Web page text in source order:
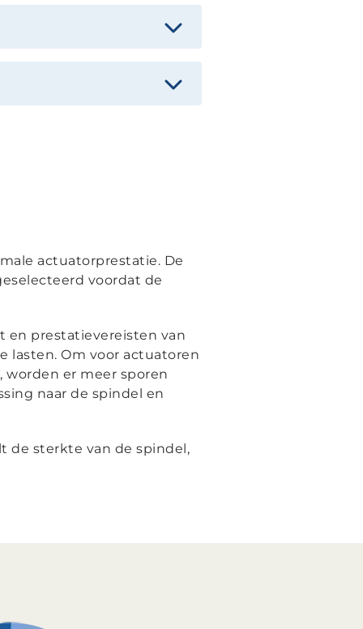
actuatorprestatie. De
voordat de
en prestatievereisten van
lasten. Om voor actuatoren
er meer sporen
naar de spindel en
de sterkte van de spindel,